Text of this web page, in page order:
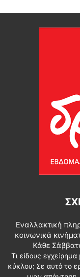
Εναλλακτική
κοινωνικά
Κάθε
Τι είδους
κύκλου; Σε αυτό το